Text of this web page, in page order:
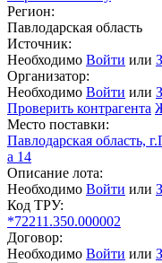
Регион:
Павлодарская область
Источник:
Необходимо Войти или
Организатор:
Необходимо Войти или
Проверить контрагента
Место поставки:
Павлодарская область,
а 14
Описание лота:
Необходимо Войти или
Код ТРУ:
*72211.350.000002
Договор:
Необходимо Войти или